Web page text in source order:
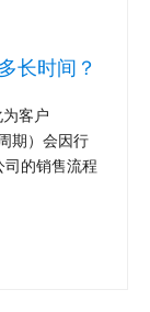
长时间？
客户
期）会因行
的销售流程